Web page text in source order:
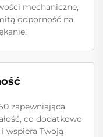
mechaniczne,
odporność na
zapewniająca
co dodatkowo
wspiera Twoją